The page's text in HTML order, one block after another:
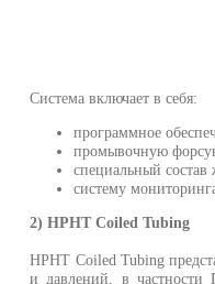
Система включает в себя:
программное
промывочную
специальный состав
систему
2) HPHT Coiled Tubing
HPHT Coiled Tubing
и давлений, в частности